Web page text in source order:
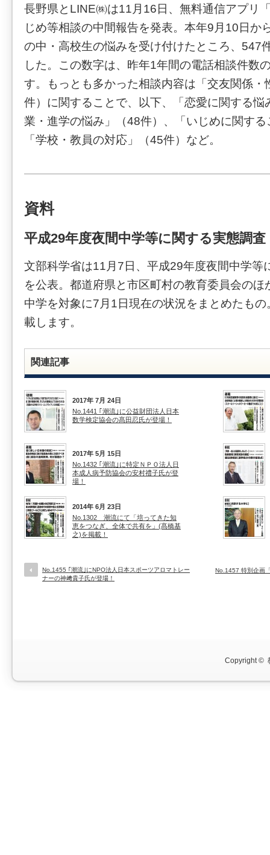
長野県とLINE㈱は11月16日、無料通信アプリ
じめ等相談の中間報告を発表。本年9月10日か
の中・高校生の悩みを受け付けたところ、547
した。この数字は、昨年1年間の電話相談件数
す。もっとも多かった相談内容は「交友関係・
件）に関することで、以下、「恋愛に関する悩
業・進学の悩み」（48件）、「いじめに関す
「学校・教員の対応」（45件）など。
資料
平成29年度夜間中学等に関する実態調査
文部科学省は11月7日、平成29年度夜間中学等
を公表。都道府県と市区町村の教育委員会のほ
中学を対象に7月1日現在の状況をまとめたも
載します。
関連記事
2017年 7月 24日
No.1441 ｢潮流｣に公益財団法人日本
数学検定協会の髙田忍氏が登場！
2017年 5月 15日
No.1432 ｢潮流｣に特定ＮＰＯ法人日
本成人病予防協会の安村禮子氏が登
場！
2014年 6月 23日
No.1302 潮流にて「培ってきた知
恵をつなぎ、全体で共有を」(髙橋基
之)を掲載！
No.1455 ｢潮流｣にNPO法人日本スポーツアロマトレー
ナーの神﨑貴子氏が登場！
No.1457 特別企画
Copyright ©